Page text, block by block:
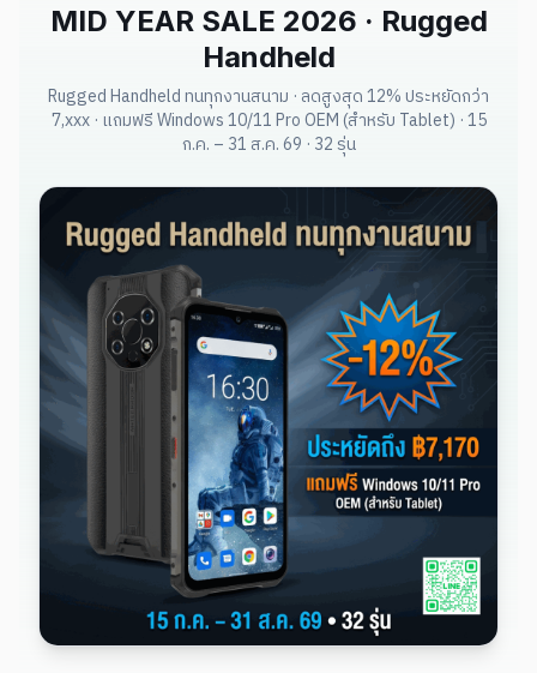
MID YEAR SALE 2026 · Rugged
Handheld
Rugged Handheld ทนทุกงานสนาม · ลดสูงสุด 12% ประหยัดกว่า
7,xxx · แถมฟรี Windows 10/11 Pro OEM (สำหรับ Tablet) · 15
ก.ค. – 31 ส.ค. 69 · 32 รุ่น